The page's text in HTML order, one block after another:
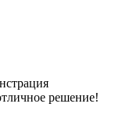
решение!